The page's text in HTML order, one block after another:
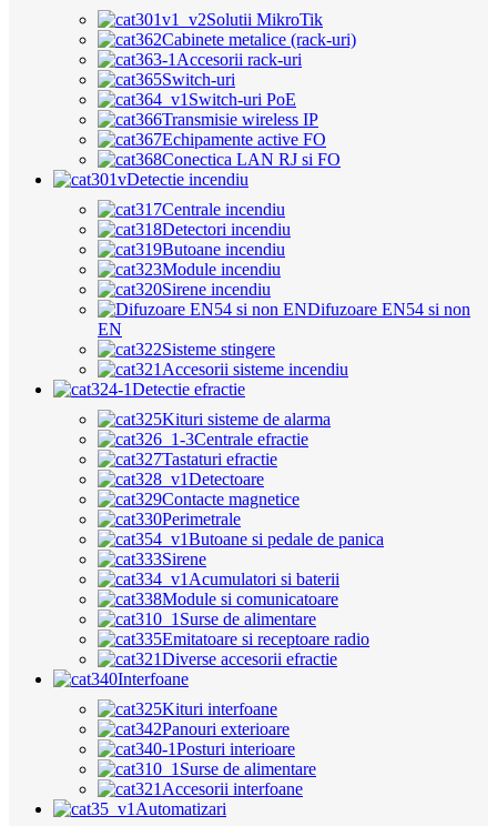
Solutii MikroTik
Cabinete metalice (rack-uri)
Accesorii rack-uri
Switch-uri
Switch-uri PoE
Transmisie wireless IP
Echipamente active FO
Conectica LAN RJ si FO
Detectie incendiu
Centrale incendiu
Detectori incendiu
Butoane incendiu
Module incendiu
Sirene incendiu
Difuzoare EN54 si non
EN
Sisteme stingere
Accesorii sisteme incendiu
Detectie efractie
Kituri sisteme de alarma
Centrale efractie
Tastaturi efractie
Detectoare
Contacte magnetice
Perimetrale
Butoane si pedale de panica
Sirene
Acumulatori si baterii
Module si comunicatoare
Surse de alimentare
Emitatoare si receptoare radio
Diverse accesorii efractie
Interfoane
Kituri interfoane
Panouri exterioare
Posturi interioare
Surse de alimentare
Accesorii interfoane
Automatizari